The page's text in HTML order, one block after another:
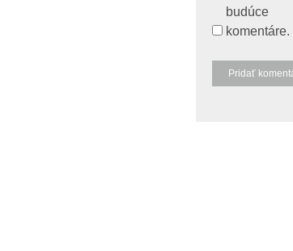
budúce
komentáre.